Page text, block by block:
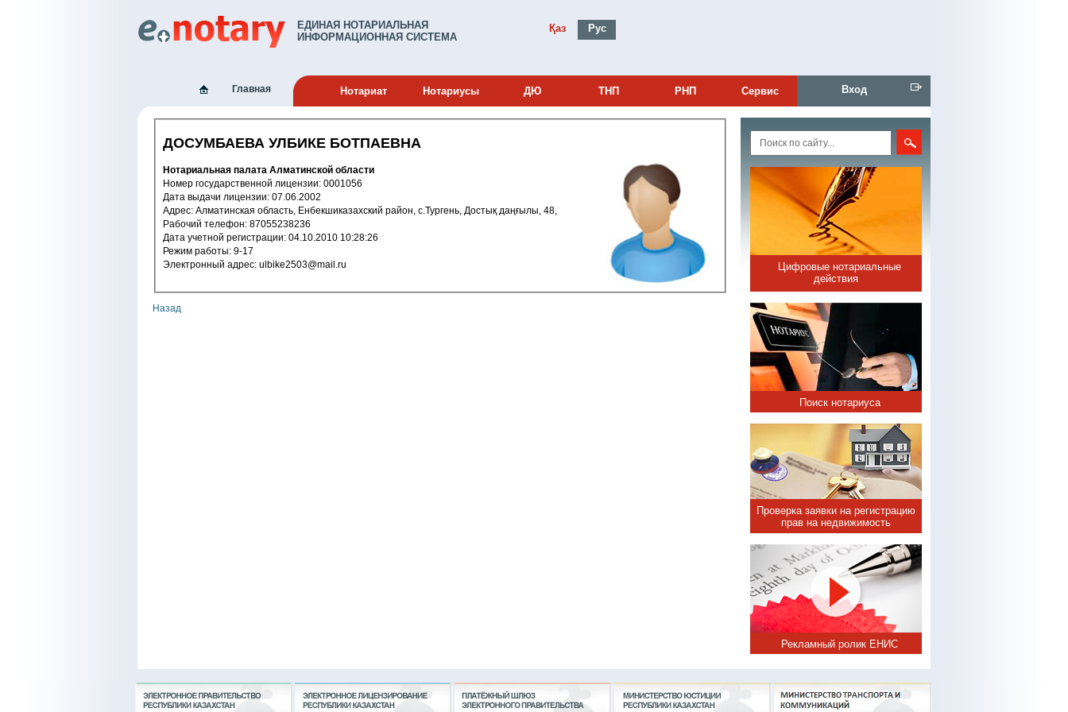
ЕДИНАЯ НОТАРИАЛЬНАЯ
ИНФОРМАЦИОННАЯ СИСТЕМА
Қаз Рус
Главная Нотариат Нотариусы ДЮ ТНП РНП Сервис Вход
ДОСУМБАЕВА УЛБИКЕ БОТПАЕВНА
Нотариальная палата Алматинской области
Номер государственной лицензии: 0001056
Дата выдачи лицензии: 07.06.2002
Адрес: Алматинская область, Енбекшиказахский район, с.Тургень, Достық даңғылы, 48,
Рабочий телефон: 87055238236
Дата учетной регистрации: 04.10.2010 10:28:26
Режим работы: 9-17
Электронный адрес: ulbike2503@mail.ru
Назад
Цифровые нотариальные
действия
Поиск нотариуса
Проверка заявки на регистрацию
прав на недвижимость
Рекламный ролик ЕНИС